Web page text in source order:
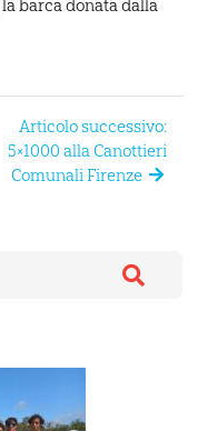
barca donata dalla
Articolo successivo:
5×1000 alla Canottieri
Comunali Firenze